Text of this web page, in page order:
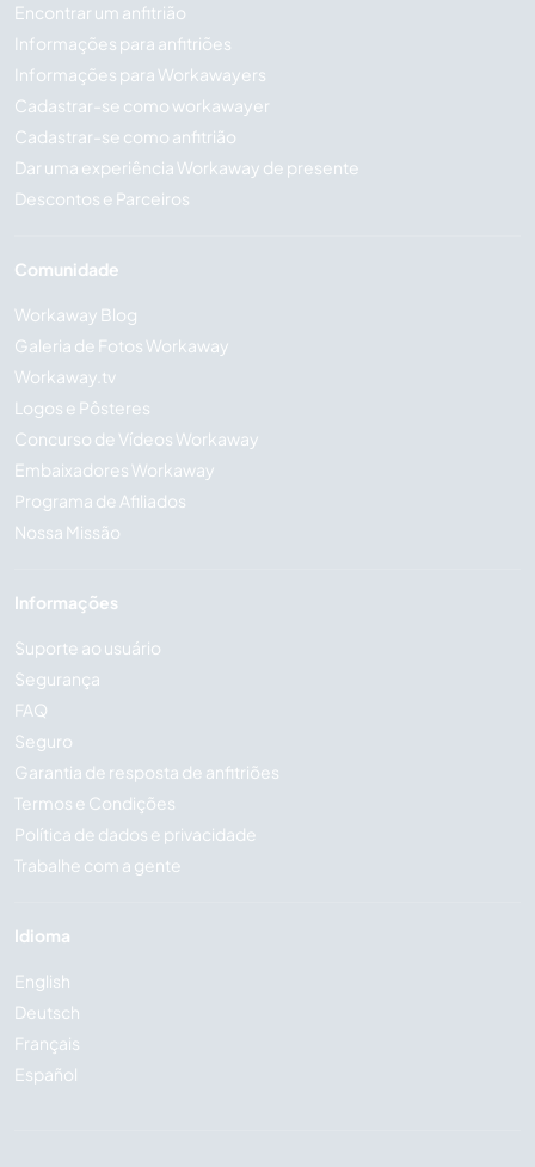
Encontrar um anfitrião
Informações para anfitriões
Informações para Workawayers
Cadastrar-se como workawayer
Cadastrar-se como anfitrião
Dar uma experiência Workaway de presente
Descontos e Parceiros
Comunidade
Workaway Blog
Galeria de Fotos Workaway
Workaway.tv
Logos e Pôsteres
Concurso de Vídeos Workaway
Embaixadores Workaway
Programa de Afiliados
Nossa Missão
Informações
Suporte ao usuário
Segurança
FAQ
Seguro
Garantia de resposta de anfitriões
Termos e Condições
Política de dados e privacidade
Trabalhe com a gente
Idioma
English
Deutsch
Français
Español